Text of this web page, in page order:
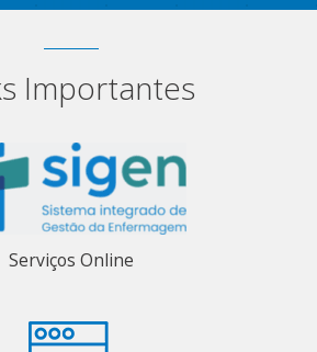
Importantes
Serviços Online